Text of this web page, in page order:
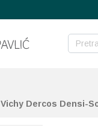
Vichy Dercos Densi-